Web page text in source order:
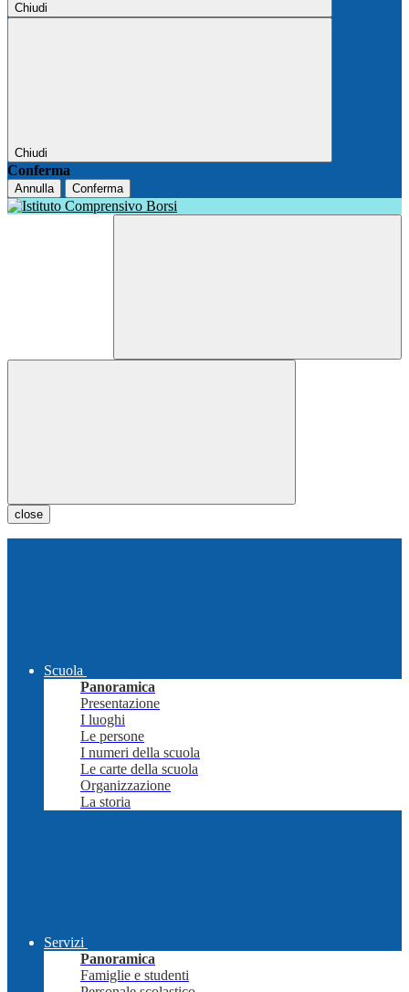
Chiudi
Chiudi
Conferma
Annulla Conferma
close
Scuola
Panoramica
Presentazione
I luoghi
Le persone
I numeri della scuola
Le carte della scuola
Organizzazione
La storia
Servizi
Panoramica
Famiglie e studenti